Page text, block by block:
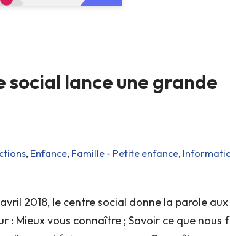
social lance une grande
, Enfance, Famille - Petite enfance,
2018, le centre social donne la parole
: Mieux vous connaître ; Savoir ce que nous